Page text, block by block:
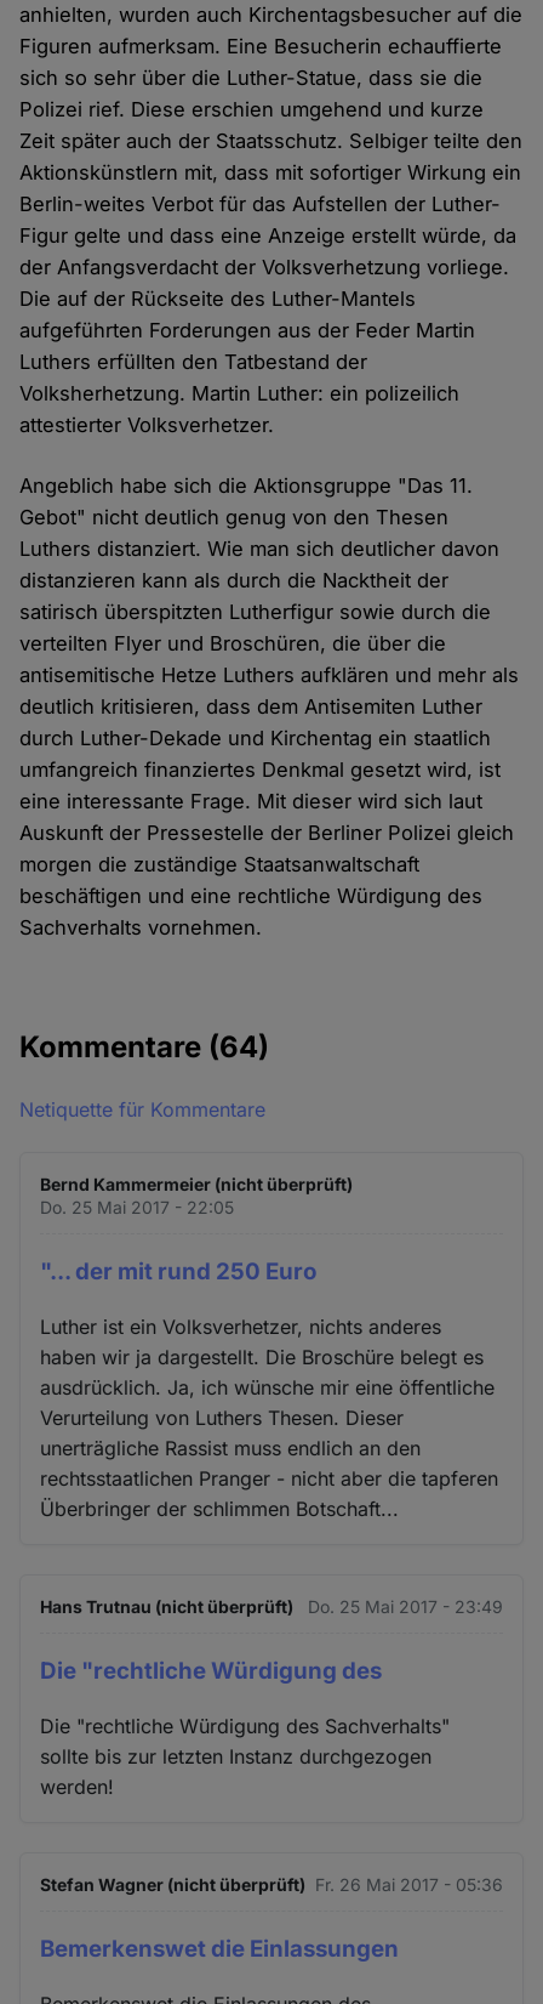
anhielten, wurden auch Kirchentagsbesucher auf die
Figuren aufmerksam. Eine Besucherin echauffierte
sich so sehr über die Luther-Statue, dass sie die
Polizei rief. Diese erschien umgehend und kurze
Zeit später auch der Staatsschutz. Selbiger teilte den
Aktionskünstlern mit, dass mit sofortiger Wirkung ein
Berlin-weites Verbot für das Aufstellen der Luther-
Figur gelte und dass eine Anzeige erstellt würde, da
der Anfangsverdacht der Volksverhetzung vorliege.
Die auf der Rückseite des Luther-Mantels
aufgeführten Forderungen aus der Feder Martin
Luthers erfüllten den Tatbestand der
Volksherhetzung. Martin Luther: ein polizeilich
attestierter Volksverhetzer.
Angeblich habe sich die Aktionsgruppe "Das 11.
Gebot" nicht deutlich genug von den Thesen
Luthers distanziert. Wie man sich deutlicher davon
distanzieren kann als durch die Nacktheit der
satirisch überspitzten Lutherfigur sowie durch die
verteilten Flyer und Broschüren, die über die
antisemitische Hetze Luthers aufklären und mehr als
deutlich kritisieren, dass dem Antisemiten Luther
durch Luther-Dekade und Kirchentag ein staatlich
umfangreich finanziertes Denkmal gesetzt wird, ist
eine interessante Frage. Mit dieser wird sich laut
Auskunft der Pressestelle der Berliner Polizei gleich
morgen die zuständige Staatsanwaltschaft
beschäftigen und eine rechtliche Würdigung des
Sachverhalts vornehmen.
Kommentare (64)
Netiquette für Kommentare
Bernd Kammermeier (nicht überprüft)
Do. 25 Mai 2017 - 22:05
"... der mit rund 250 Euro
Luther ist ein Volksverhetzer, nichts anderes
haben wir ja dargestellt. Die Broschüre belegt es
ausdrücklich. Ja, ich wünsche mir eine öffentliche
Verurteilung von Luthers Thesen. Dieser
unerträgliche Rassist muss endlich an den
rechtsstaatlichen Pranger - nicht aber die tapferen
Überbringer der schlimmen Botschaft...
Hans Trutnau (nicht überprüft) Do. 25 Mai 2017 - 23:49
Die "rechtliche Würdigung des
Die "rechtliche Würdigung des Sachverhalts"
sollte bis zur letzten Instanz durchgezogen
werden!
Stefan Wagner (nicht überprüft) Fr. 26 Mai 2017 - 05:36
Bemerkenswet die Einlassungen